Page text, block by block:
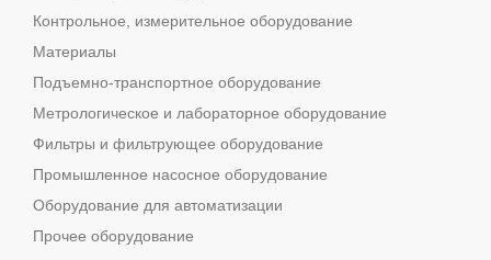
Контрольное, измерительное оборудование
Материалы
Подъемно-транспортное оборудование
Метрологическое и лабораторное оборудование
Фильтры и фильтрующее оборудование
Промышленное насосное оборудование
Оборудование для автоматизации
Прочее оборудование